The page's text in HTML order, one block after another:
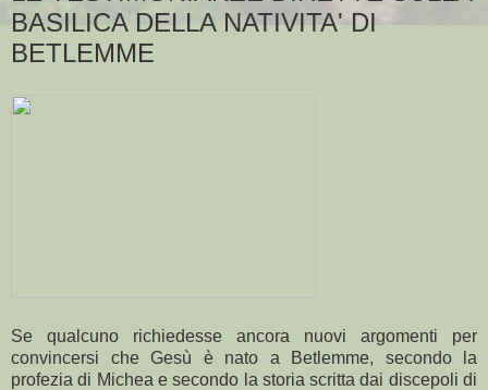
BASILICA DELLA NATIVITA' DI
BETLEMME
Se qualcuno richiedesse ancora nuovi argomenti per
convincersi che Gesù è nato a Betlemme, secondo la
profezia di Michea e secondo la storia scritta dai discepoli di